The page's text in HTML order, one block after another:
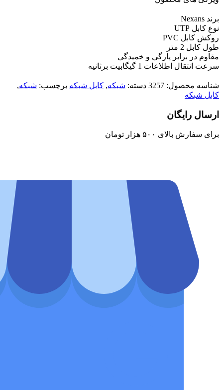
برند Nexans
نوع کابل UTP
روکش کابل PVC
طول کابل 2 متر
مقاوم در برابر پارگی و خمیدگی
سرعت انتقال اطلاعات 1 گیگابیت برثانیه
شناسه محصول: 3257 دسته: شبکه, کابل شبکه برچسب: شبکه,
کابل شبکه
ارسال رایگان
برای سفارش‌ بالای ۵۰۰ هزار تومان